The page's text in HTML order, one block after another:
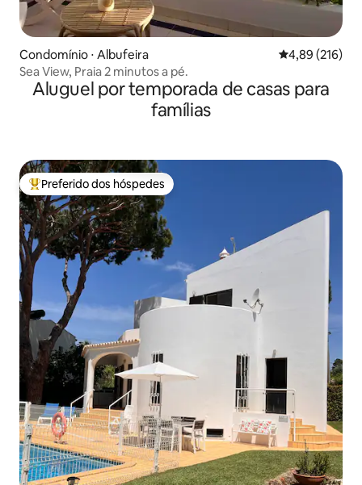
Condomínio ⋅ Albufeira 4,89 de uma
4,89 (216)
Sea View, Praia 2 minutos a pé.
Aluguel por temporada de casas para
famílias
Entre os melhores preferidos dos hóspedes
Preferido dos hóspedes